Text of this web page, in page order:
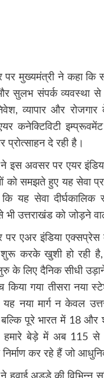
मुख्यमंत्री ने कहा कि
सुलभ संपर्क व्यवस्था से
व्यापार और
कनेक्टिविटी
प्रोत्साहन दे रही है।
इस अवसर पर एयर
को समझते हुए यह सेवा
यह सेवा
भी उत्तराखंड को जोड़ने
एअर इंडिया
शुरू करके खुशी हो रही
के लिए दैनिक सीधी
किया गया तीसरा नया
नया मार्ग न केवल
बल्कि पूरे भारत में 18 और
हमारे बेड़े में अब 115 से
निर्माण कर रहे हैं जो